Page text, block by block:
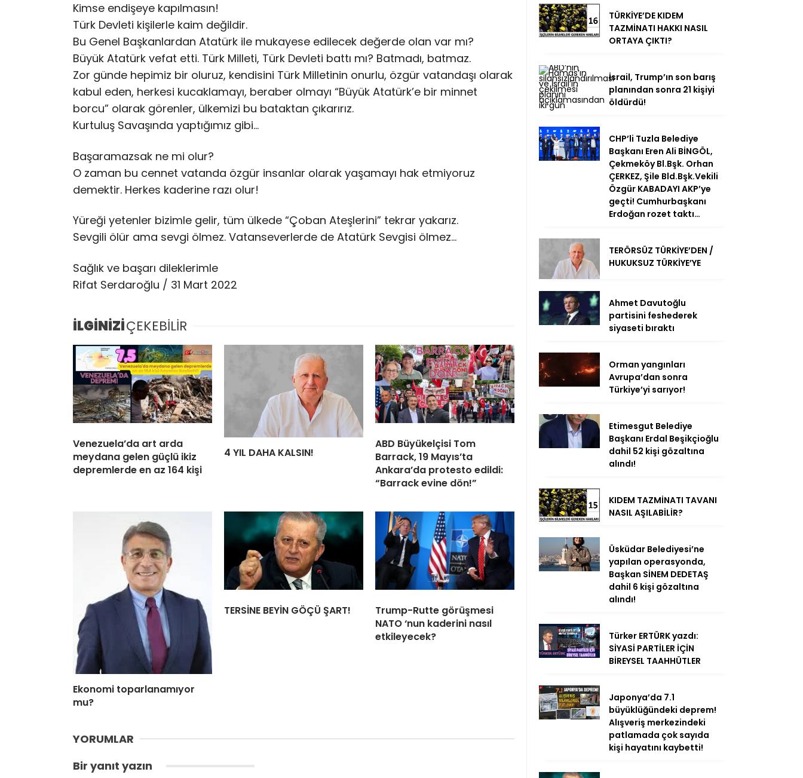
Kimse endişeye kapılmasın!
Türk Devleti kişilerle kaim değildir.
Bu Genel Başkanlardan Atatürk ile mukayese edilecek değerde olan var mı?
Büyük Atatürk vefat etti. Türk Milleti, Türk Devleti battı mı? Batmadı, batmaz.
Zor günde hepimiz bir oluruz, kendisini Türk Milletinin onurlu, özgür vatandaşı olarak
kabul eden, herkesi kucaklamayı, beraber olmayı “Büyük Atatürk’e bir minnet
borcu” olarak görenler, ülkemizi bu bataktan çıkarırız.
Kurtuluş Savaşında yaptığımız gibi…
Başaramazsak ne mi olur?
O zaman bu cennet vatanda özgür insanlar olarak yaşamayı hak etmiyoruz
demektir. Herkes kaderine razı olur!
Yüreği yetenler bizimle gelir, tüm ülkede “Çoban Ateşlerini” tekrar yakarız.
Sevgili ölür ama sevgi ölmez. Vatanseverlerde de Atatürk Sevgisi ölmez…
Sağlık ve başarı dileklerimle
Rifat Serdaroğlu / 31 Mart 2022
İLGİNİZİÇEKEBİLİR
Venezuela’da art arda
meydana gelen güçlü ikiz
depremlerde en az 164 kişi
4 YIL DAHA KALSIN!
ABD Büyükelçisi Tom
Barrack, 19 Mayıs’ta
Ankara’da protesto edildi:
“Barrack evine dön!”
Ekonomi toparlanamıyor
mu?
TERSİNE BEYİN GÖÇÜ ŞART!
Trump-Rutte görüşmesi
NATO ‘nun kaderini nasıl
etkileyecek?
YORUMLAR
Bir yanıt yazın
TÜRKİYE’DE KIDEM
TAZMİNATI HAKKI NASIL
ORTAYA ÇIKTI?
İsrail, Trump’ın son barış
planından sonra 21 kişiyi
öldürdü!
CHP’li Tuzla Belediye
Başkanı Eren Ali BİNGÖL,
Çekmeköy Bl.Bşk. Orhan
ÇERKEZ, Şile Bld.Bşk.Vekili
Özgür KABADAYI AKP’ye
geçti! Cumhurbaşkanı
Erdoğan rozet taktı…
TERÖRSÜZ TÜRKİYE’DEN /
HUKUKSUZ TÜRKİYE’YE
Ahmet Davutoğlu
partisini feshederek
siyaseti bıraktı
Orman yangınları
Avrupa’dan sonra
Türkiye’yi sarıyor!
Etimesgut Belediye
Başkanı Erdal Beşikçioğlu
dahil 52 kişi gözaltına
alındı!
KIDEM TAZMİNATI TAVANI
NASIL AŞILABİLİR?
Üsküdar Belediyesi’ne
yapılan operasyonda,
Başkan SİNEM DEDETAŞ
dahil 6 kişi gözaltına
alındı!
Türker ERTÜRK yazdı:
SİYASİ PARTİLER İÇİN
BİREYSEL TAAHHÜTLER
Japonya’da 7.1
büyüklüğündeki deprem!
Alışveriş merkezindeki
patlamada çok sayıda
kişi hayatını kaybetti!